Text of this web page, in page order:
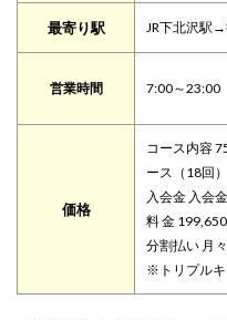
最寄り駅 JR下北沢駅
営業時間 7:00～23:00
価格
コース内容
ース（18回
入会金 入会
料 金
分割払い 月
※トリプルキ